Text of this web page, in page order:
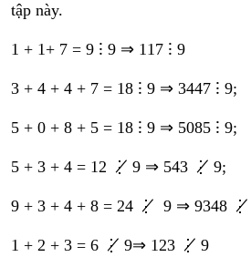
tập này.
1 + 1+ 7 = 9 ⁝ 9 ⇒ 117 ⁝ 9
3 + 4 + 4 + 7 = 18 ⁝ 9 ⇒ 3447 ⁝ 9;
5 + 0 + 8 + 5 = 18 ⁝ 9 ⇒ 5085 ⁝ 9;
5 + 3 + 4 = 12 ⋮̸ 9 ⇒ 543 ⋮̸ 9;
9 + 3 + 4 + 8 = 24 ⋮̸ 9 ⇒ 9348 ⋮̸
1 + 2 + 3 = 6 ⋮̸ 9⇒ 123 ⋮̸ 9